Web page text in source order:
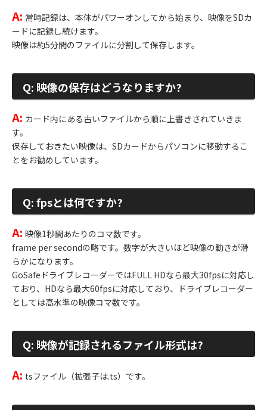
A: 常時記録は、本体がパワーオンしてから始まり、映像をSDカ
ードに記録し続けます。
映像は約5分間のファイルに分割して保存します。
Q: 映像の保存はどうなりますか?
A: カード内にある古いファイルから順に上書きされていきま
す。
保存しておきたい映像は、SDカードからパソコンに移動するこ
とをお勧めしています。
Q: fpsとは何ですか?
A: 映像1秒間あたりのコマ数です。
frame per secondの略です。数字が大きいほど映像の動きが滑
らかになります。
GoSafeドライブレコーダーではFULL HDなら最大30fpsに対応し
ており、HDなら最大60fpsに対応しており、ドライブレコーダー
としては高水準の映像コマ数です。
Q: 映像が記録されるファイル形式は?
A: tsファイル（拡張子は.ts）です。